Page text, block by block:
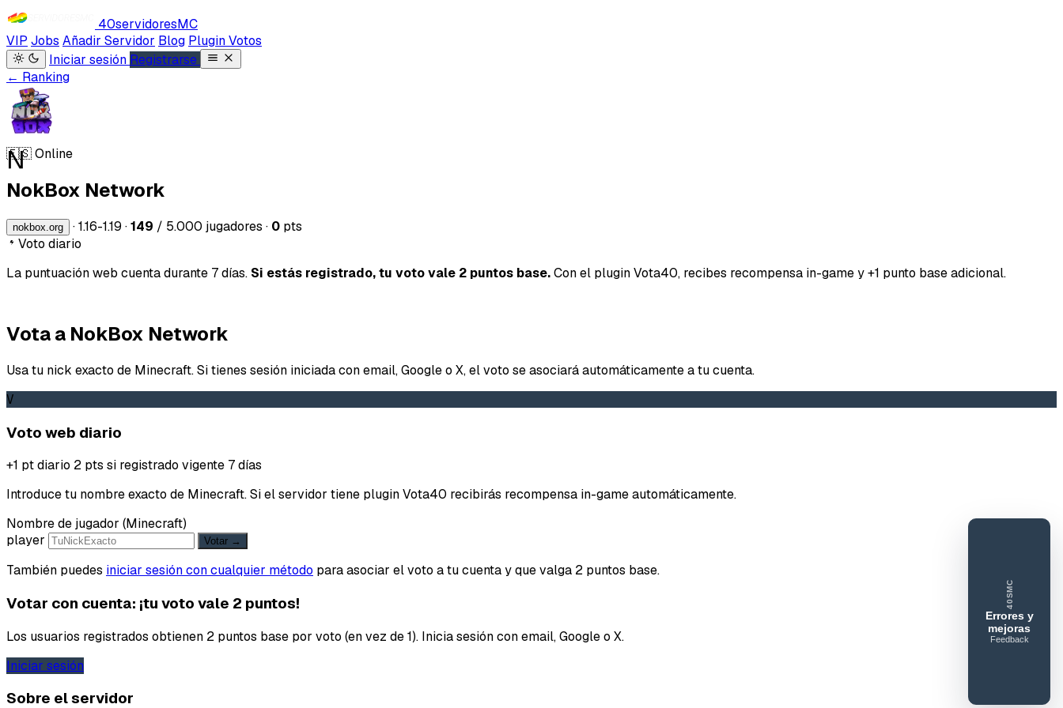
40servidoresMC
VIP Jobs Añadir Servidor Blog Plugin Votos
Iniciar sesión Registrarse
← Ranking
N
🇪🇸Online
NokBox Network
nokbox.org ·1.16-1.19 ·149 / 5.000 jugadores · 0 pts
Voto diario
La puntuación web cuenta durante 7 días. Si estás registrado, tu voto vale 2 puntos base.Con el plugin Vota40, recibes recompensa in-game y +1 punto base adicional.
Vota a NokBox Network
Usa tu nick exacto de Minecraft. Si tienes sesión iniciada con email, Google o X, el voto se asociará automáticamente a tu cuenta.
V
Voto web diario
+1 pt diario 2 pts si registrado vigente 7 días
Introduce tu nombre exacto de Minecraft. Si el servidor tiene plugin Vota40 recibirás recompensa in-game automáticamente.
Nombre de jugador (Minecraft)
player
Votar →
También puedes iniciar sesión con cualquier método para asociar el voto a tu cuenta y que valga 2 puntos base.
Votar con cuenta: ¡tu voto vale 2 puntos!
Los usuarios registrados obtienen 2 puntos base por voto (en vez de 1). Inicia sesión con email, Google o X.
Iniciar sesión
Sobre el servidor
40SMC
Errores y
mejoras
Feedback
Reportar error o mejora